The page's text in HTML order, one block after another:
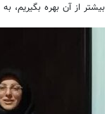
بیشتر از آن بهره